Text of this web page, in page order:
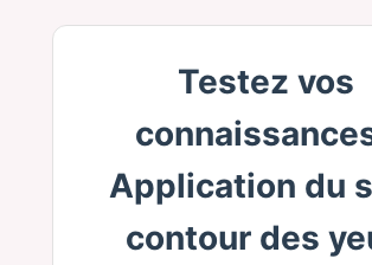
Testez vos
Application du
contour des